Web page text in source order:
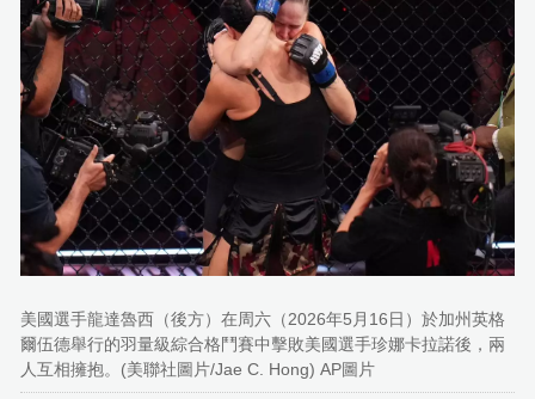
美國選手龍達魯西（後方）在周六（2026年5月16日）於加州英格
爾伍德舉行的羽量級綜合格鬥賽中擊敗美國選手珍娜卡拉諾後，兩
人互相擁抱。(美聯社圖片/Jae C. Hong) AP圖片